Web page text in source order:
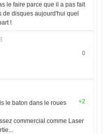
le faire parce que il a pas fait
de disques aujourd'hui quel
!
0
+2
le baton dans le roues
commercial comme Laser